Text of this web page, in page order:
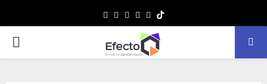
Facebook
TwitterInstagram
YoutubeWhatsapp
MENÚ